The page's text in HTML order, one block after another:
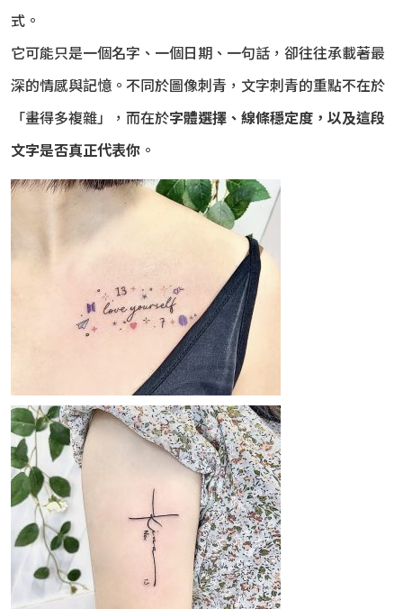
式。
它可能只是一個名字、一個日期、一句話，卻往往承載著最
深的情感與記憶。不同於圖像刺青，文字刺青的重點不在於
「畫得多複雜」，而在於字體選擇、線條穩定度，以及這段
文字是否真正代表你 。